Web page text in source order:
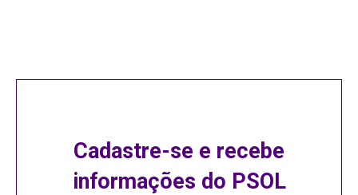
Cadastre-se e recebe
informações do PSOL